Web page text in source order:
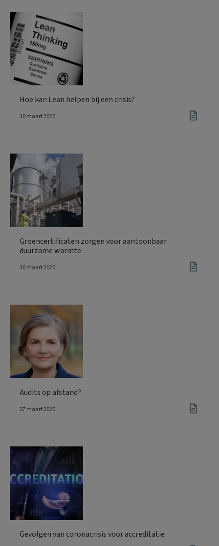
Hoe kan Lean helpen bij een crisis?
30 maart 2020
Groencertificaten zorgen voor aantoonbaar
duurzame warmte
30 maart 2020
Audits op afstand?
27 maart 2020
Gevolgen van coronacrisis voor accreditatie